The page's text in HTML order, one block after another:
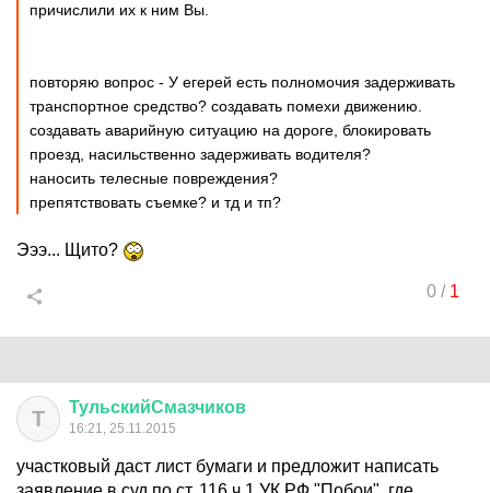
причислили их к ним Вы.
повторяю вопрос - У егерей есть полномочия задерживать
транспортное средство? создавать помехи движению.
создавать аварийную ситуацию на дороге, блокировать
проезд, насильственно задерживать водителя?
наносить телесные повреждения?
препятствовать съемке? и тд и тп?
Эээ... Щито?
0/ 1
Т ТульскийСмазчиков
16:21, 25.11.2015
участковый даст лист бумаги и предложит написать